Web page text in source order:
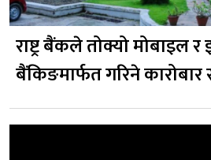
राष्ट्र बैंकले तोक्यो मोबाइल र
बैंकिङमार्फत गरिने